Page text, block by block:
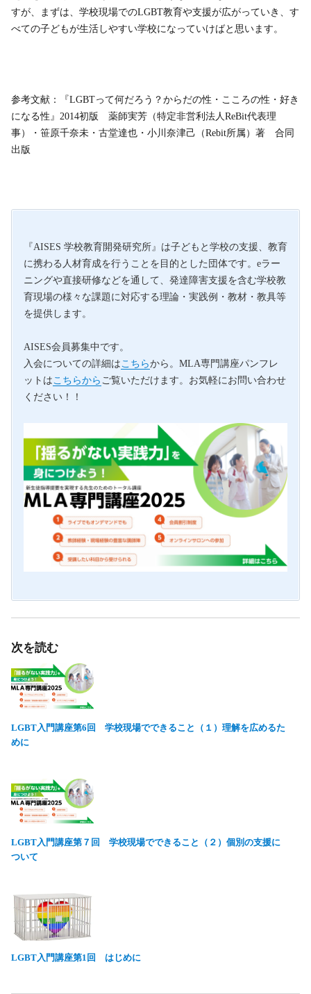
すが、まずは、学校現場でのLGBT教育や支援が広がっていき、す
べての子どもが生活しやすい学校になっていけばと思います。
参考文献：『LGBTって何だろう？からだの性・こころの性・好き
になる性』2014初版 薬師実芳（特定非営利法人ReBit代表理
事）・笹原千奈未・古堂達也・小川奈津己（Rebit所属）著 合同
出版
『AISES 学校教育開発研究所』は子どもと学校の支援、教育
に携わる人材育成を行うことを目的とした団体です。eラー
ニングや直接研修などを通して、発達障害支援を含む学校教
育現場の様々な課題に対応する理論・実践例・教材・教具等
を提供します。
AISES会員募集中です。
入会についての詳細はこちらから。MLA専門講座パンフレ
ットはこちらから ご覧いただけます。お気軽にお問い合わせ
ください！！
次を読む
LGBT入門講座第6回 学校現場でできること（１）理解を広めるた
めに
LGBT入門講座第７回 学校現場でできること（２）個別の支援に
ついて
LGBT入門講座第1回 はじめに